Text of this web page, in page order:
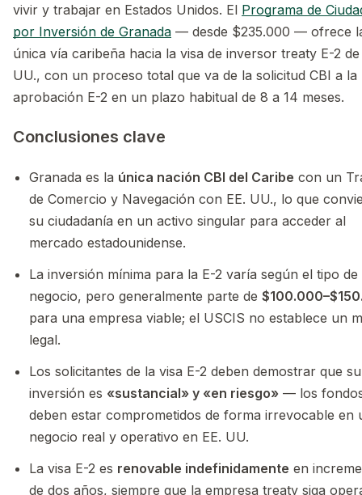
vivir y trabajar en Estados Unidos. El Programa de
por Inversión de Granada — desde $235.000 — ofrece
única vía caribeña hacia la visa de inversor treaty E-2 de
UU., con un proceso total que va de la solicitud CBI a la
aprobación E-2 en un plazo habitual de 8 a 14 meses.
Conclusiones clave
Granada es la única nación CBI del Caribe con un
de Comercio y Navegación con EE. UU., lo que
su ciudadanía en un activo singular para acceder al
mercado estadounidense.
La inversión mínima para la E-2 varía según el tipo de
negocio, pero generalmente parte de
para una empresa viable; el USCIS no establece un
legal.
Los solicitantes de la visa E-2 deben demostrar que su
inversión es «sustancial» y «en riesgo» — los
deben estar comprometidos de forma irrevocable en
negocio real y operativo en EE. UU.
La visa E-2 es renovable indefinidamente en
de dos años, siempre que la empresa treaty siga